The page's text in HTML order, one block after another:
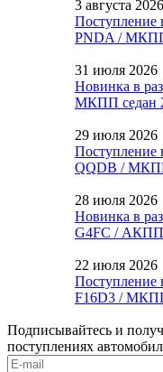
3 августа 2026
Поступление
PNDA / МКПП
31 июля 2026
Новинка в
МКПП седан
29 июля 2026
Поступление
QQDB /
28 июля 2026
Новинка в
G4FC / АКПП
22 июля 2026
Поступление
F16D3 /
Подписывайтесь и
поступлениях